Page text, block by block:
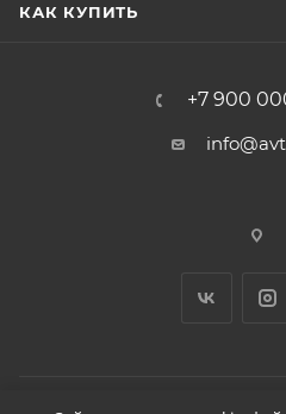
КАК КУПИТЬ
+7 900